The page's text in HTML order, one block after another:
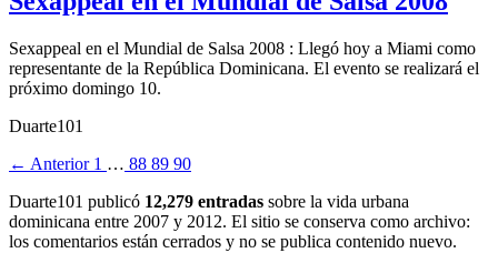
Sexappeal en el Mundial de Salsa 2008 : Llegó hoy a Miami como
representante de la República Dominicana. El evento se realizará el
próximo domingo 10.
Duarte101
← Anterior 1 … 88 89 90
Duarte101 publicó 12,279 entradas sobre la vida urbana
dominicana entre 2007 y 2012. El sitio se conserva como archivo:
los comentarios están cerrados y no se publica contenido nuevo.